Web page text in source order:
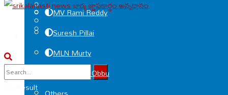
No Result
MV Rami Reddy
Suresh Pillai
MLN Murty
Deviprasad Obbu